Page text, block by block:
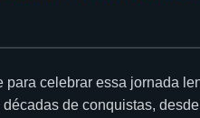
celebrar essa jornada
de conquistas,